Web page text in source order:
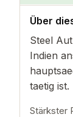
Über
Steel
Indien
taetig
mehr
Stärkster